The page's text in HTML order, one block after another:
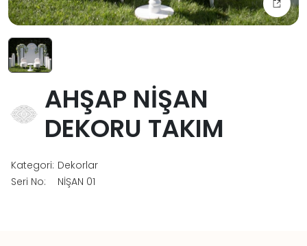
AHŞAP NİŞAN
DEKORU TAKIM
Kategori: Dekorlar
Seri No:
NİŞAN 01